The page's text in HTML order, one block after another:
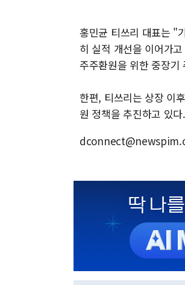
홍민균 티쓰리 대표는 "
히 실적 개선을 이어가
주주환원을 위한 중장
한편, 티쓰리는 상장 이
원 정책을 추진하고 있다.